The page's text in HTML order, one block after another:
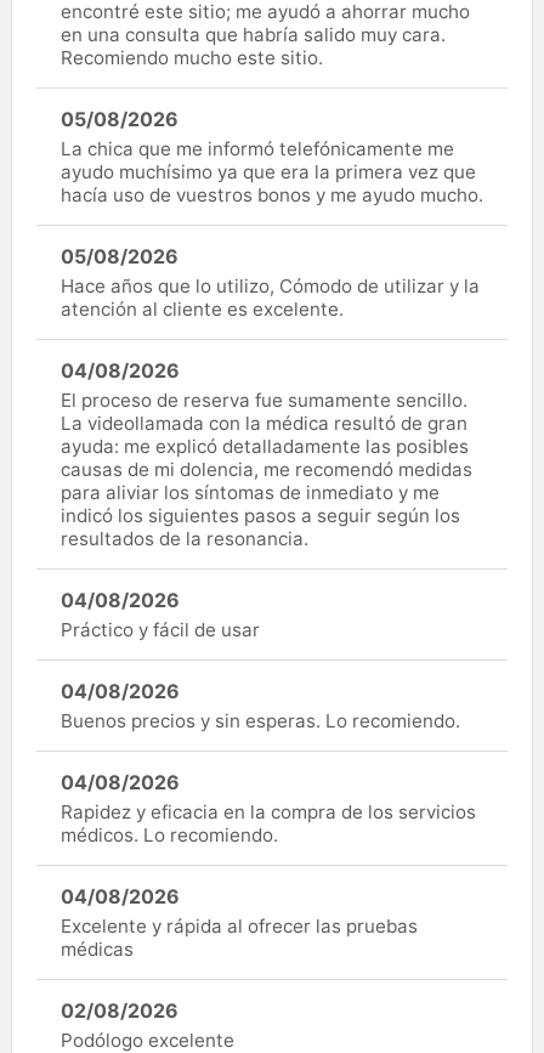
encontré este sitio; me ayudó a ahorrar mucho
en una consulta que habría salido muy cara.
Recomiendo mucho este sitio.
05/08/2026
La chica que me informó telefónicamente me
ayudo muchísimo ya que era la primera vez que
hacía uso de vuestros bonos y me ayudo mucho.
05/08/2026
Hace años que lo utilizo, Cómodo de utilizar y la
atención al cliente es excelente.
04/08/2026
El proceso de reserva fue sumamente sencillo.
La videollamada con la médica resultó de gran
ayuda: me explicó detalladamente las posibles
causas de mi dolencia, me recomendó medidas
para aliviar los síntomas de inmediato y me
indicó los siguientes pasos a seguir según los
resultados de la resonancia.
04/08/2026
Práctico y fácil de usar
04/08/2026
Buenos precios y sin esperas. Lo recomiendo.
04/08/2026
Rapidez y eficacia en la compra de los servicios
médicos. Lo recomiendo.
04/08/2026
Excelente y rápida al ofrecer las pruebas
médicas
02/08/2026
Podólogo excelente